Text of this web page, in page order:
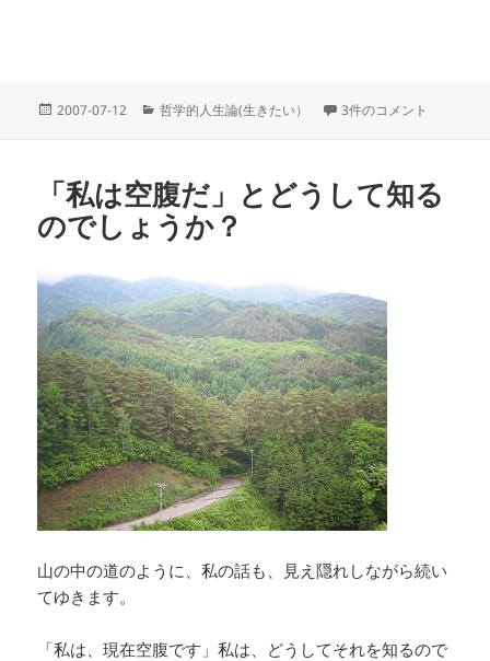
投
2007-07-12
カ
ー
哲学的人生論(生きたい） 「このクッキーを食べ
3件のコメント
「私は空腹だ」とどうして知る
のでしょうか？
山の中の道のように、私の話も、見え隠れしながら続い
てゆきます。
「私は、現在空腹です」私は、どうしてそれを知るので